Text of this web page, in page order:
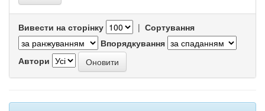
Вивести на сторінку | Сортування
Впорядкування
Автори